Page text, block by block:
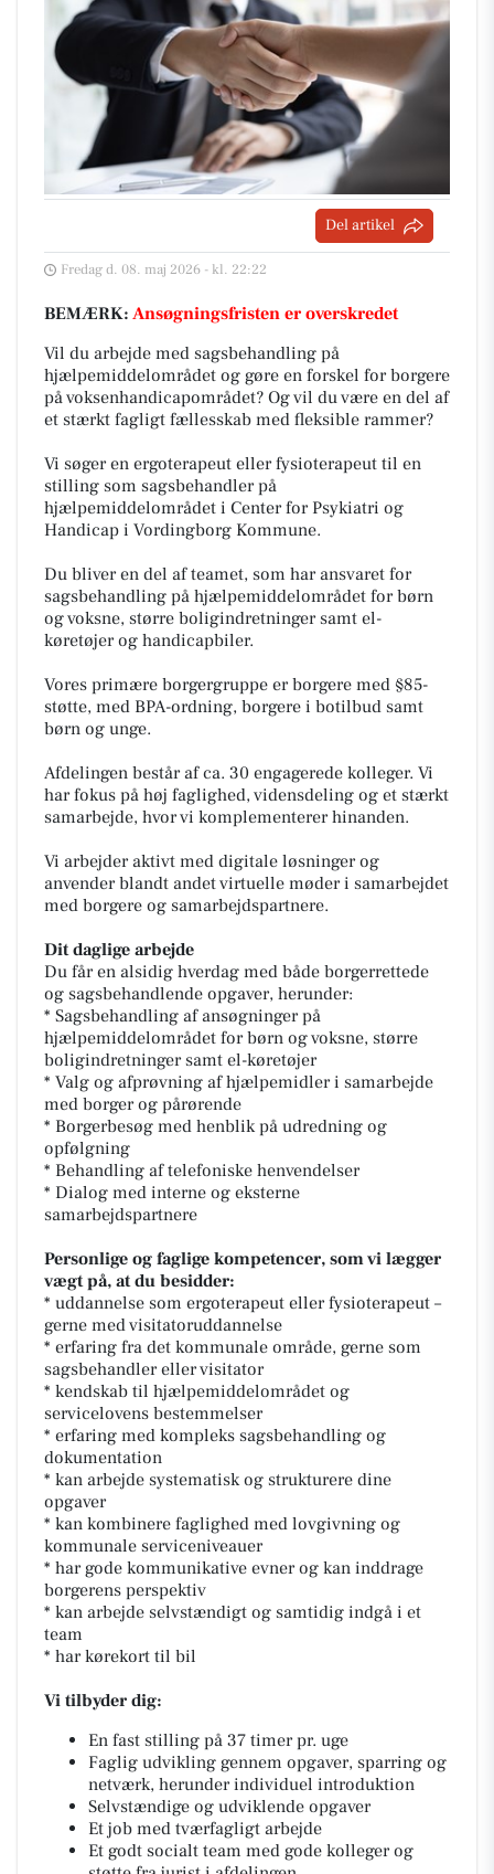
Del artikel
Fredag d. 08. maj 2026 - kl. 22:22
BEMÆRK: Ansøgningsfristen er overskredet
Vil du arbejde med sagsbehandling på
hjælpemiddelområdet og gøre en forskel for borgere
på voksenhandicapområdet? Og vil du være en del af
et stærkt fagligt fællesskab med fleksible rammer?
Vi søger en ergoterapeut eller fysioterapeut til en
stilling som sagsbehandler på
hjælpemiddelområdet i Center for Psykiatri og
Handicap i Vordingborg Kommune.
Du bliver en del af teamet, som har ansvaret for
sagsbehandling på hjælpemiddelområdet for børn
og voksne, større boligindretninger samt el-
køretøjer og handicapbiler.
Vores primære borgergruppe er borgere med §85-
støtte, med BPA-ordning, borgere i botilbud samt
børn og unge.
Afdelingen består af ca. 30 engagerede kolleger. Vi
har fokus på høj faglighed, vidensdeling og et stærkt
samarbejde, hvor vi komplementerer hinanden.
Vi arbejder aktivt med digitale løsninger og
anvender blandt andet virtuelle møder i samarbejdet
med borgere og samarbejdspartnere.
Dit daglige arbejde
Du får en alsidig hverdag med både borgerrettede
og sagsbehandlende opgaver, herunder:
* Sagsbehandling af ansøgninger på
hjælpemiddelområdet for børn og voksne, større
boligindretninger samt el-køretøjer
* Valg og afprøvning af hjælpemidler i samarbejde
med borger og pårørende
* Borgerbesøg med henblik på udredning og
opfølgning
* Behandling af telefoniske henvendelser
* Dialog med interne og eksterne
samarbejdspartnere
Personlige og faglige kompetencer, som vi lægger
vægt på, at du besidder:
* uddannelse som ergoterapeut eller fysioterapeut –
gerne med visitatoruddannelse
* erfaring fra det kommunale område, gerne som
sagsbehandler eller visitator
* kendskab til hjælpemiddelområdet og
servicelovens bestemmelser
* erfaring med kompleks sagsbehandling og
dokumentation
* kan arbejde systematisk og strukturere dine
opgaver
* kan kombinere faglighed med lovgivning og
kommunale serviceniveauer
* har gode kommunikative evner og kan inddrage
borgerens perspektiv
* kan arbejde selvstændigt og samtidig indgå i et
team
* har kørekort til bil
Vi tilbyder dig:
En fast stilling på 37 timer pr. uge
Faglig udvikling gennem opgaver, sparring og
netværk, herunder individuel introduktion
Selvstændige og udviklende opgaver
Et job med tværfagligt arbejde
Et godt socialt team med gode kolleger og